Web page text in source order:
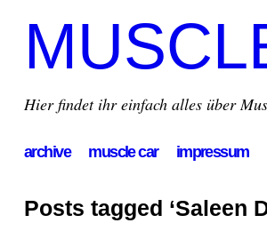
Hier findet ihr einfach alles über
archive muscle car impressum
Posts tagged ‘Saleen